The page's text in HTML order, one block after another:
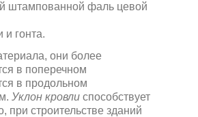
штампованной фаль цевой
и гонта.
они более
в поперечном
в продольном
Уклон кровли способствует
строительстве зданий